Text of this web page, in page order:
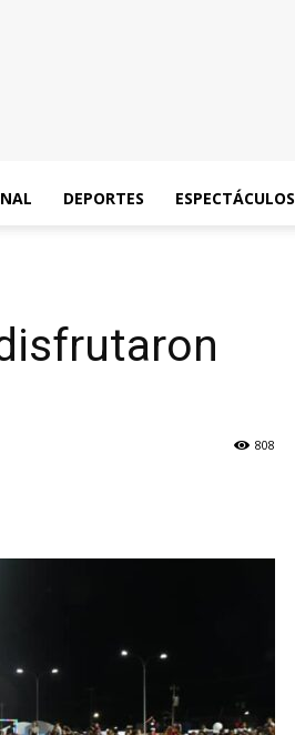
DEPORTES ESPECTÁCULOS
808